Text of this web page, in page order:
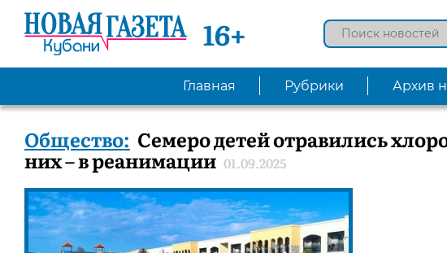
16+
Главная Рубрики Архив
Общество: Семеро детей отравились
них – в реанимации 01.09.2025